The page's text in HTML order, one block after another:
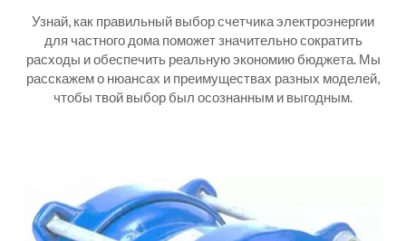
Узнай, как правильный выбор счетчика электроэнергии
для частного дома поможет значительно сократить
расходы и обеспечить реальную экономию бюджета. Мы
расскажем о нюансах и преимуществах разных моделей,
чтобы твой выбор был осознанным и выгодным.